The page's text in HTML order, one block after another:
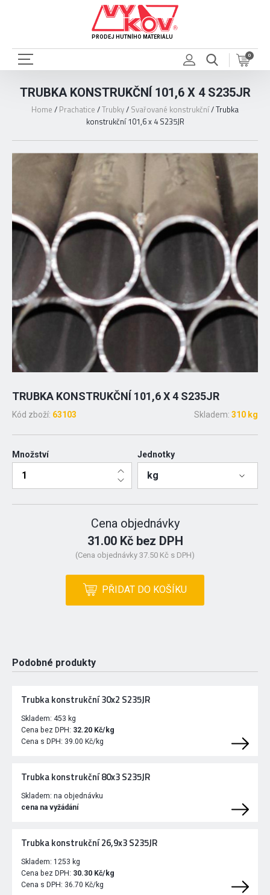
PRODEJ HUTNÍHO MATERIÁLU
0
TRUBKA KONSTRUKČNÍ 101,6 X 4 S235JR
Home / Prachatice /Trubky/ Svařované konstrukční/Trubka
konstrukční 101,6 x 4 S235JR
TRUBKA KONSTRUKČNÍ 101,6 X 4 S235JR
Kód zboží: 63103 Skladem: 310 kg
Množství Jednotky
kg
Cena objednávky
31.00 Kč bez DPH
(Cena objednávky 37.50 Kč s DPH)
PŘIDAT DO KOŠÍKU
Podobné produkty
Trubka konstrukční 30x2 S235JR
Skladem: 453 kg
Cena bez DPH: 32.20 Kč/kg
Cena s DPH: 39.00 Kč/kg
Trubka konstrukční 80x3 S235JR
Skladem: na objednávku
cena na vyžádání
Trubka konstrukční 26,9x3 S235JR
Skladem: 1253 kg
Cena bez DPH: 30.30 Kč/kg
Cena s DPH: 36.70 Kč/kg